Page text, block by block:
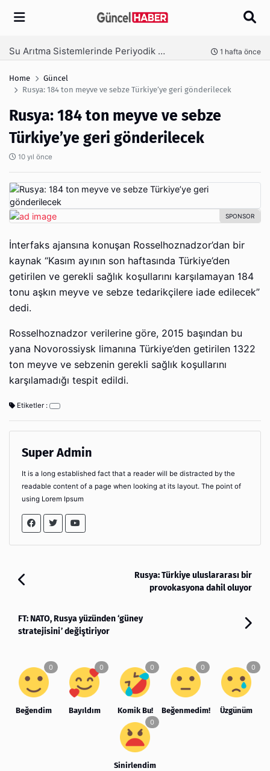
Arama
Su Arıtma Sistemlerinde Periyodik Bakım Neden Kritik? 1 hafta önce
Home
Güncel
Rusya: 184 ton meyve ve sebze Türkiye’ye geri gönderilecek
Rusya: 184 ton meyve ve sebze
Türkiye’ye geri gönderilecek
10 yıl önce
İnterfaks ajansına konuşan Rosselhoznadzor’dan bir
kaynak “Kasım ayının son haftasında Türkiye’den
getirilen ve gerekli sağlık koşullarını karşılamayan 184
tonu aşkın meyve ve sebze tedarikçilere iade edilecek”
dedi.
Rosselhoznadzor verilerine göre, 2015 başından bu
yana Novorossiysk limanına Türkiye’den getirilen 1322
ton meyve ve sebzenin gerekli sağlık koşullarını
karşılamadığı tespit edildi.
Etiketler :
Super Admin
It is a long established fact that a reader will be distracted by the
readable content of a page when looking at its layout. The point of
using Lorem Ipsum
Rusya: Türkiye uluslararası bir
provokasyona dahil oluyor
FT: NATO, Rusya yüzünden ‘güney
stratejisini’ değiştiriyor
Beğendim Bayıldım Komik Bu! Beğenmedim! Üzgünüm
Sinirlendim